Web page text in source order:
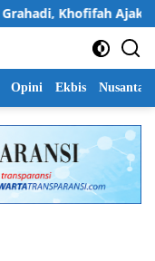
Khofifah Ajak
Opini Ekbis Nusantara